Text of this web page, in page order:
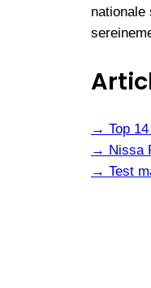
nationale
→ Top
→ Nissa
→ Test